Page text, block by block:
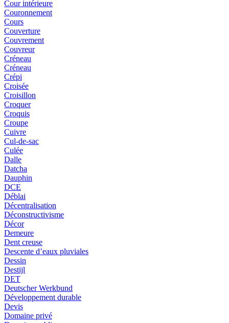
Cour intérieure
Couronnement
Cours
Couverture
Couvrement
Couvreur
Créneau
Créneau
Crépi
Croisée
Croisillon
Croquer
Croquis
Croupe
Cuivre
Cul-de-sac
Culée
Dalle
Datcha
Dauphin
DCE
Déblai
Décentralisation
Déconstructivisme
Décor
Demeure
Dent creuse
Descente d’eaux pluviales
Dessin
Destijl
DET
Deutscher Werkbund
Développement durable
Devis
Domaine privé